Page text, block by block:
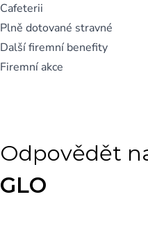
Cafeterii
Plně dotované stravné
Další firemní benefity
Firemní akce